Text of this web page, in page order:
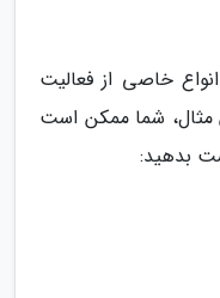
خاصی از فعالیت
مثال، شما ممکن است
بدهید: